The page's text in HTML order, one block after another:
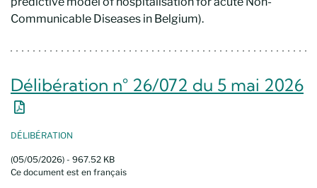
Communicable Diseases in Belgium).
Délibération n° 26/072 du 5 mai 2026
Nouvelle fenêtre
DÉLIBÉRATION
(05/05/2026) - 967.52 KB
Ce document est en français